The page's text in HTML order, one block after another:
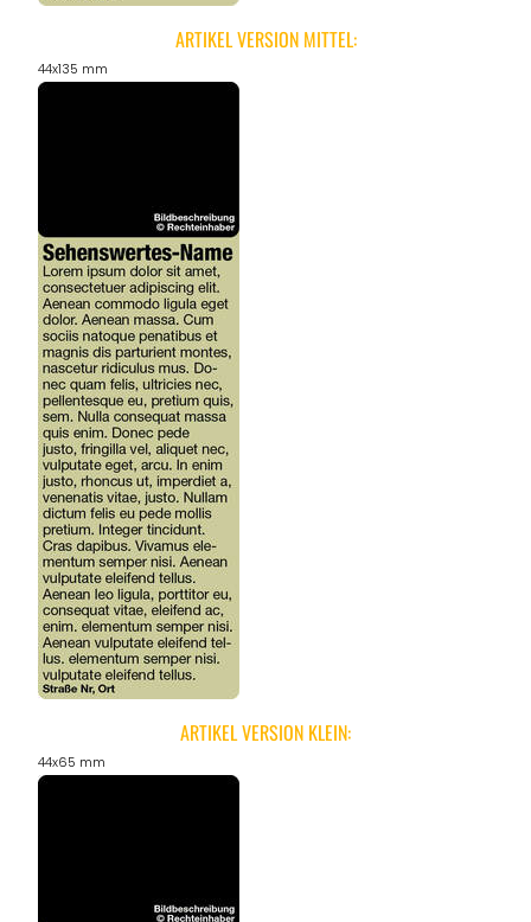
ARTIKEL VERSION MITTEL:
44x135 mm
ARTIKEL VERSION KLEIN:
44x65 mm